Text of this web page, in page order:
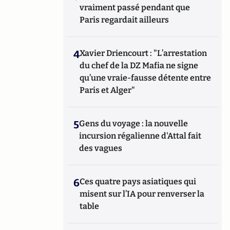
vraiment passé pendant que
Paris regardait ailleurs
4Xavier Driencourt : "L’arrestation
du chef de la DZ Mafia ne signe
qu’une vraie-fausse détente entre
Paris et Alger"
5Gens du voyage : la nouvelle
incursion régalienne d'Attal fait
des vagues
6Ces quatre pays asiatiques qui
misent sur l’IA pour renverser la
table